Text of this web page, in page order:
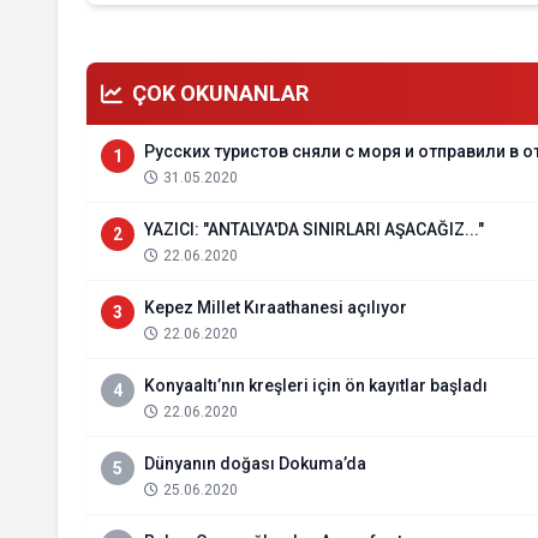
ÇOK OKUNANLAR
1 Русских туристов сняли с моря и отправили в
31.05.2020
2 YAZICI: "ANTALYA'DA SINIRLARI AŞACAĞIZ..."
22.06.2020
3 Kepez Millet Kıraathanesi açılıyor
22.06.2020
4 Konyaaltı’nın kreşleri için ön kayıtlar başladı
22.06.2020
5 Dünyanın doğası Dokuma’da
25.06.2020